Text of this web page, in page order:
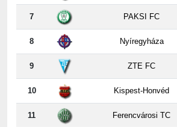
8 Nyíregyháza
9 ZTE FC
10 Kispest-Honvéd
11 Ferencvárosi TC
12 DVSC